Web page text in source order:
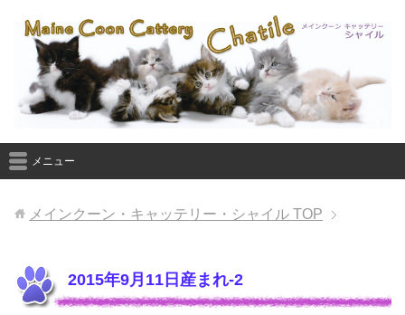
メニュー
メインクーン・キャッテリー・シャイル TOP
2015年9月11日産まれ-2